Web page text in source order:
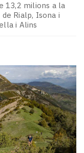
13,2 milions a la
Rialp, Isona i
i Alins